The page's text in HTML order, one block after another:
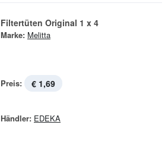
Filtertüten Original 1 x 4
Marke: Melitta
Preis: € 1,69
Händler: EDEKA